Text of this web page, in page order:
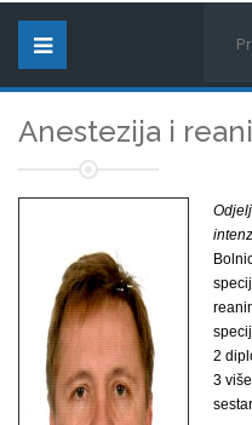
Anestezija i
2
3